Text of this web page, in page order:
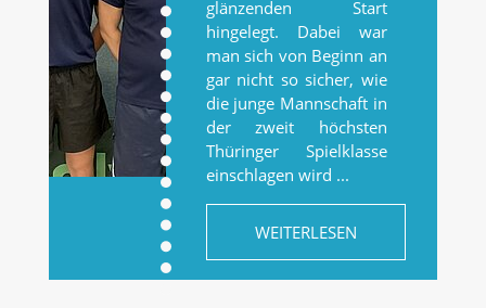
glänzenden Start
hingelegt. Dabei war
man sich von Beginn an
gar nicht so sicher, wie
die junge Mannschaft in
der zweit höchsten
Thüringer Spielklasse
einschlagen wird ...
WEITERLESEN